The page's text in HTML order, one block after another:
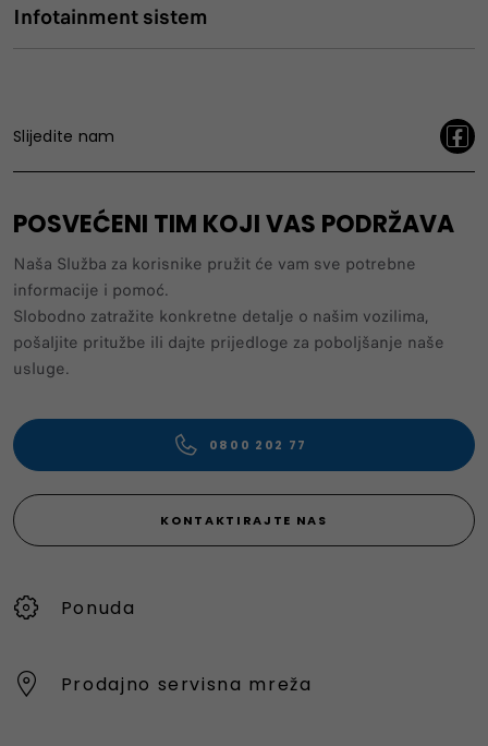
Infotainment sistem
Slijedite nam
POSVEĆENI TIM KOJI VAS PODRŽAVA
Naša Služba za korisnike pružit će vam sve potrebne
informacije i pomoć.
Slobodno zatražite konkretne detalje o našim vozilima,
pošaljite pritužbe ili dajte prijedloge za poboljšanje naše
usluge.
0800 202 77
KONTAKTIRAJTE NAS
Ponuda
Prodajno servisna mreža